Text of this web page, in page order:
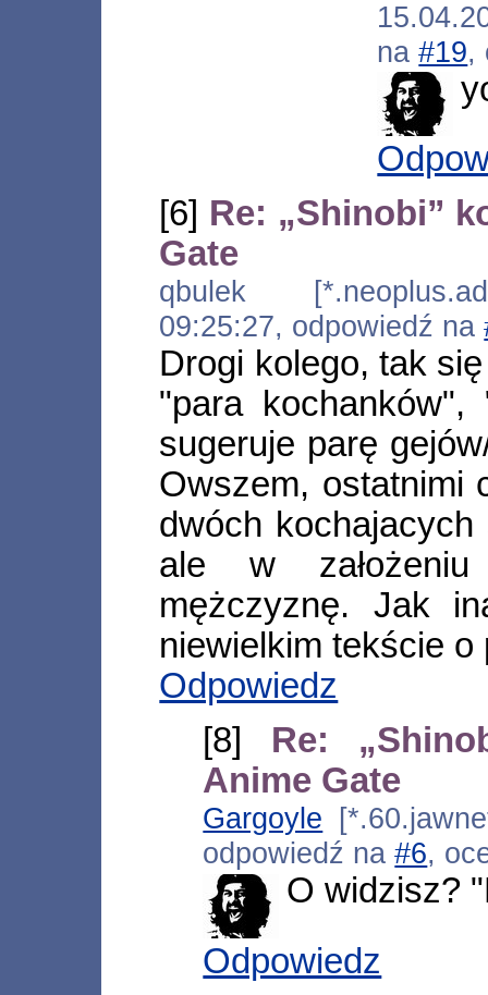
na#19,
[6] Re: „Shinobi”
Gate
qbulek
09:25:27, odpowiedź na
Drogi kolego, tak
"para kochanków",
sugeruje parę
Owszem, ostatnimi
dwóch kochajacych
ale w
mężczyznę. Jak
niewielkim tekście
Odpowiedz
[8] Re:
Anime Gate
Gargoyle
odpowiedź na#6,
O widzisz?
Odpowiedz